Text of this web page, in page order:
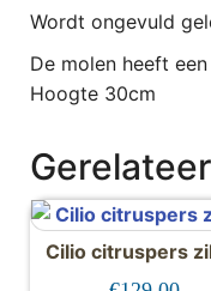
Wordt ongevuld
De molen heeft
Hoogte 30cm
Cilio citruspers